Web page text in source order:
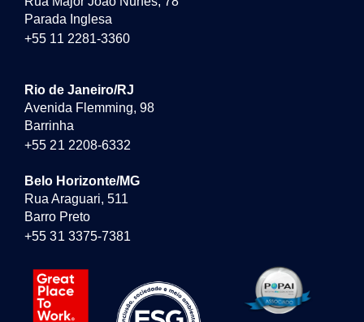
Parada Inglesa
+55 11 2281-3360
Rio de Janeiro/RJ
Avenida Flemming, 98
Barrinha
+55 21 2208-6332
Belo Horizonte/MG
Rua Araguari, 511
Barro Preto
+55 31 3375-7381